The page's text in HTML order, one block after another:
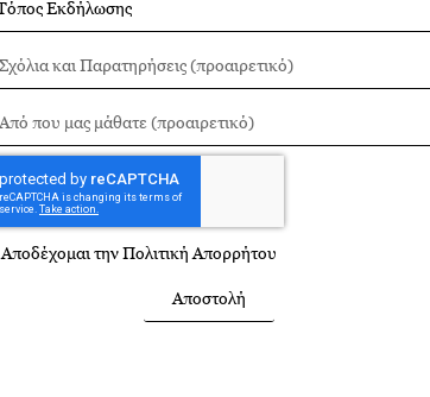
Αποδέχομαι τηνΠολιτική Απορρήτου
Αποστολή